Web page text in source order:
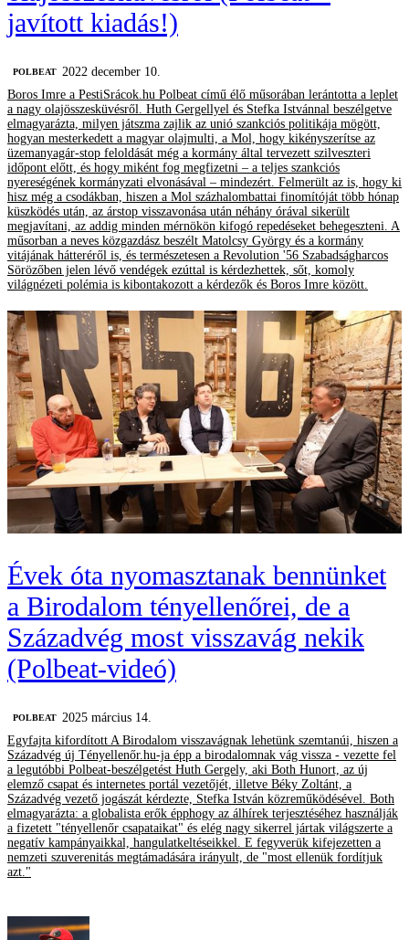
javított kiadás!)
‎POLBEAT 2022 december 10.
Boros Imre a PestiSrácok.hu Polbeat című élő műsorában lerántotta a leplet
a nagy olajösszesküvésről. Huth Gergellyel és Stefka Istvánnal beszélgetve
elmagyarázta, milyen játszma zajlik az unió szankciós politikája mögött,
hogyan mesterkedett a magyar olajmulti, a Mol, hogy kikényszerítse az
üzemanyagár-stop feloldását még a kormány által tervezett szilveszteri
időpont előtt, és hogy miként fog megfizetni – a teljes szankciós
nyereségének kormányzati elvonásával – mindezért. Felmerült az is, hogy ki
hisz még a csodákban, hiszen a Mol százhalombattai finomítóját több hónap
küszködés után, az árstop visszavonása után néhány órával sikerült
megjavítani, az addig minden mérnökön kifogó repedéseket behegeszteni. A
műsorban a neves közgazdász beszélt Matolcsy György és a kormány
vitájának hátteréről is, és természetesen a Revolution '56 Szabadságharcos
Sörözőben jelen lévő vendégek ezúttal is kérdezhettek, sőt, komoly
világnézeti polémia is kibontakozott a kérdezők és Boros Imre között.
Évek óta nyomasztanak bennünket
a Birodalom tényellenőrei, de a
Századvég most visszavág nekik
(Polbeat-videó)
‎POLBEAT
2025 március 14.
Egyfajta kifordított A Birodalom visszavágnak lehetünk szemtanúi, hiszen a
Századvég új Tényellenőr.hu-ja épp a birodalomnak vág vissza - vezette fel
a legutóbbi Polbeat-beszélgetést Huth Gergely, aki Both Hunort, az új
elemző csapat és internetes portál vezetőjét, illetve Béky Zoltánt, a
Századvég vezető jogászát kérdezte, Stefka István közreműködésével. Both
elmagyarázta: a globalista erők épphogy az álhírek terjesztéséhez használják
a fizetett "tényellenőr csapataikat" és elég nagy sikerrel jártak világszerte a
negatív kampányaikkal, hangulatkeltéseikkel. E fegyverük kifejezetten a
nemzeti szuverenitás megtámadására irányult, de "most ellenük fordítjuk
azt."